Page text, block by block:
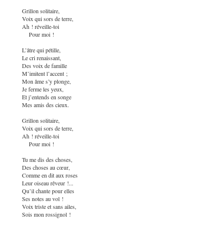
Grillon solitaire,
Voix qui sors de terre,
Ah ! réveille-toi
Pour moi !
L’âtre qui pétille,
Le cri renaissant,
Des voix de famille
M’imitent l’accent ;
Mon âme s’y plonge,
Je ferme les yeux,
Et j’entends en songe
Mes amis des cieux.
Grillon solitaire,
Voix qui sors de terre,
Ah ! réveille-toi
Pour moi !
Tu me dis des choses,
Des choses au cœur,
Comme en dit aux roses
Leur oiseau rêveur !...
Qu’il chante pour elles
Ses notes au vol !
Voix triste et sans ailes,
Sois mon rossignol !